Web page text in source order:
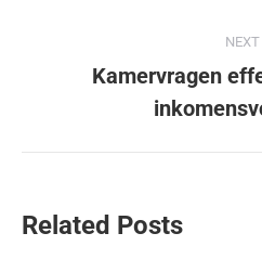
NEXT
Kamervragen
Related Posts